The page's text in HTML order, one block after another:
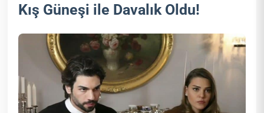
Kış Güneşi ile Davalık Oldu!